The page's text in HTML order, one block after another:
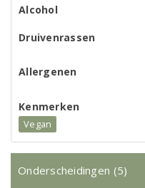
Alcohol
Druivenrassen
Allergenen
Kenmerken
Vegan
Onderscheidingen (5)